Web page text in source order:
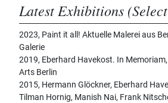
Latest Exhibitions
2023, Paint it all! Aktuelle Malerei aus
Galerie
2019, Eberhard Havekost. In
Arts Berlin
2015, Hermann Glöckner, Eberhard
Tilman Hornig, Manish Nai, Frank